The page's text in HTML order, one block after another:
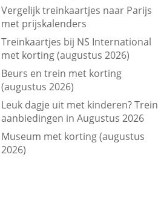
Vergelijk treinkaartjes naar Parijs
met prijskalenders
Treinkaartjes bij NS International
met korting (augustus 2026)
Beurs en trein met korting
(augustus 2026)
Leuk dagje uit met kinderen? Trein
aanbiedingen in Augustus 2026
Museum met korting (augustus
2026)